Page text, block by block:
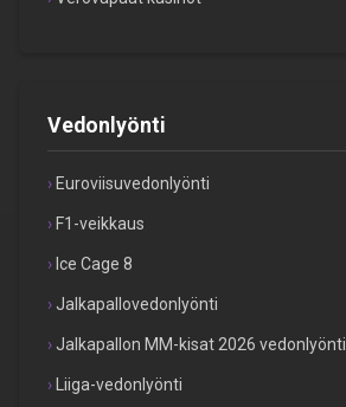
Vedonlyönti
Euroviisuvedonlyönti
F1-veikkaus
Ice Cage 8
Jalkapallovedonlyönti
Jalkapallon MM-kisat 2026 vedonlyönti
Liiga-vedonlyönti